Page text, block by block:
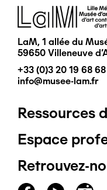
Image
LaM, 1 allée du
59650 Villeneuve
+33 (0)3 20 19 68 68
info@musee-lam.fr
Pied
de
page
Ressources
Espace
Retrouvez-